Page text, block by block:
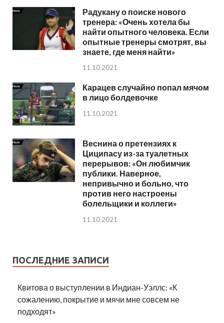
Радукану о поиске нового
тренера: «Очень хотела бы
найти опытного человека. Если
опытные тренеры смотрят, вы
знаете, где меня найти»
11.10.2021
Карацев случайно попал мячом
в лицо болдевочке
11.10.2021
Веснина о претензиях к
Циципасу из-за туалетных
перерывов: «Он любимчик
публики. Наверное,
непривычно и больно, что
против него настроены
болельщики и коллеги»
11.10.2021
ПОСЛЕДНИЕ ЗАПИСИ
Квитова о выступлении в Индиан-Уэллс: «К
сожалению, покрытие и мячи мне совсем не
подходят»